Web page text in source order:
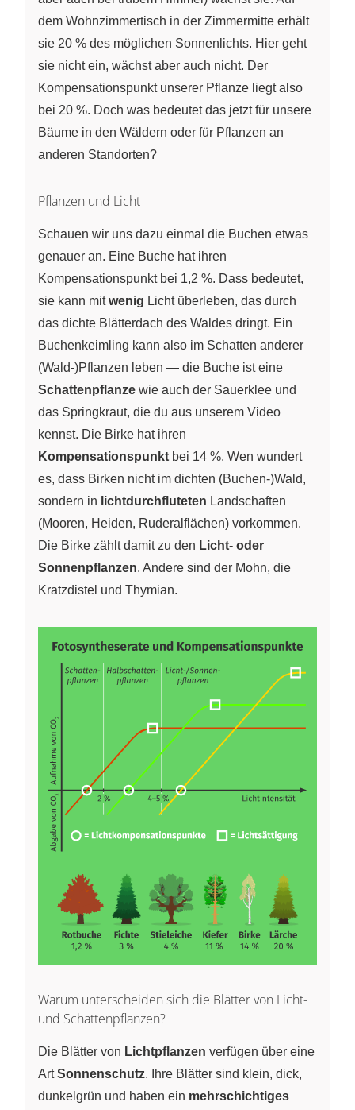
dem Wohnzimmertisch in der Zimmermitte erhält
sie 20 % des möglichen Sonnenlichts. Hier geht
sie nicht ein, wächst aber auch nicht. Der
Kompensationspunkt unserer Pflanze liegt also
bei 20 %. Doch was bedeutet das jetzt für unsere
Bäume in den Wäldern oder für Pflanzen an
anderen Standorten?
Pflanzen und Licht
Schauen wir uns dazu einmal die Buchen etwas
genauer an. Eine Buche hat ihren
Kompensationspunkt bei 1,2 %. Dass bedeutet,
sie kann mitwenig Licht überleben, das durch
das dichte Blätterdach des Waldes dringt. Ein
Buchenkeimling kann also im Schatten anderer
(Wald-)Pflanzen leben — die Buche ist eine
Schattenpflanze wie auch der Sauerklee und
das Springkraut, die du aus unserem Video
kennst. Die Birke hat ihren
Kompensationspunkt bei 14 %. Wen wundert
es, dass Birken nicht im dichten (Buchen-)Wald,
sondern in lichtdurchfluteten Landschaften
(Mooren, Heiden, Ruderalflächen) vorkommen.
Die Birke zählt damit zu den Licht- oder
Sonnenpflanzen. Andere sind der Mohn, die
Kratzdistel und Thymian.
Warum unterscheiden sich die Blätter von Licht-
und Schattenpflanzen?
Die Blätter von Lichtpflanzen verfügen über eine
ArtSonnenschutz. Ihre Blätter sind klein, dick,
dunkelgrün und haben ein mehrschichtiges